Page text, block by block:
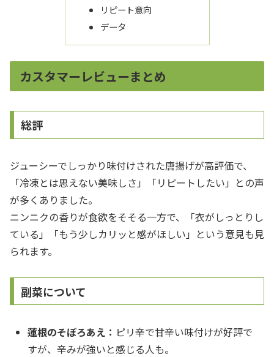
リピート意向
データ
カスタマーレビューまとめ
総評
ジューシーでしっかり味付けされた唐揚げが高評価で、
「冷凍とは思えない美味しさ」「リピートしたい」との声
が多くありました。
ニンニクの香りが食欲をそそる一方で、「衣がしっとりし
ている」「もう少しカリッと感がほしい」という意見も見
られます。
副菜について
蓮根のそぼろあえ： ピリ辛で甘辛い味付けが好評で
すが、辛みが強いと感じる人も。